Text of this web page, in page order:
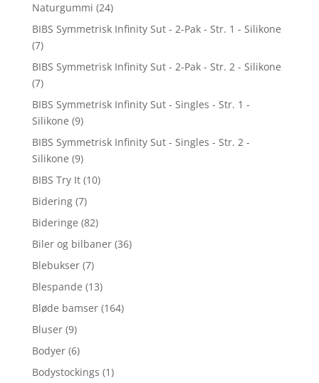
Naturgummi (24)
BIBS Symmetrisk Infinity Sut - 2-Pak - Str. 1 - Silikone
(7)
BIBS Symmetrisk Infinity Sut - 2-Pak - Str. 2 - Silikone
(7)
BIBS Symmetrisk Infinity Sut - Singles - Str. 1 -
Silikone (9)
BIBS Symmetrisk Infinity Sut - Singles - Str. 2 -
Silikone (9)
BIBS Try It (10)
Bidering (7)
Bideringe (82)
Biler og bilbaner (36)
Blebukser (7)
Blespande (13)
Bløde bamser (164)
Bluser (9)
Bodyer (6)
Bodystockings (1)